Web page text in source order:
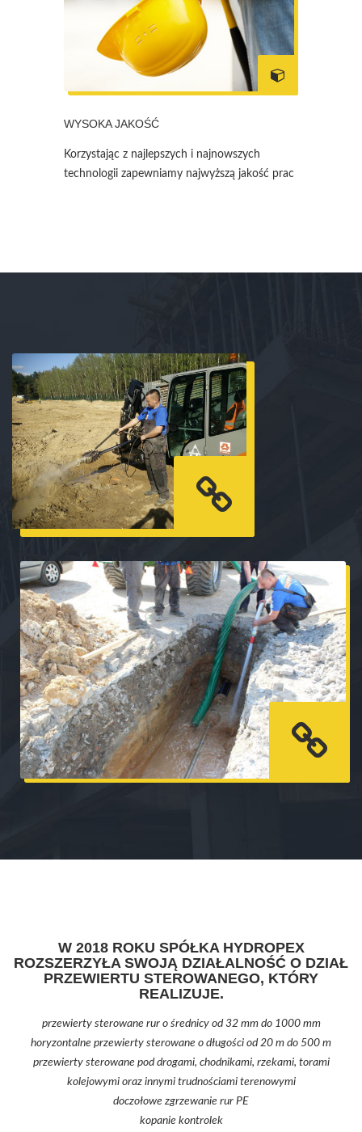
WYSOKA JAKOŚĆ
Korzystając z najlepszych i najnowszych
technologii zapewniamy najwyższą jakość prac
W 2018 ROKU SPÓŁKA HYDROPEX
ROZSZERZYŁA SWOJĄ DZIAŁALNOŚĆ O DZIAŁ
PRZEWIERTU STEROWANEGO, KTÓRY
REALIZUJE.
przewierty sterowane rur o średnicy od 32 mm do 1000 mm
horyzontalne przewierty sterowane o długości od 20 m do 500 m
przewierty sterowane pod drogami, chodnikami, rzekami, torami
kolejowymi oraz innymi trudnościami terenowymi
doczołowe zgrzewanie rur PE
kopanie kontrolek